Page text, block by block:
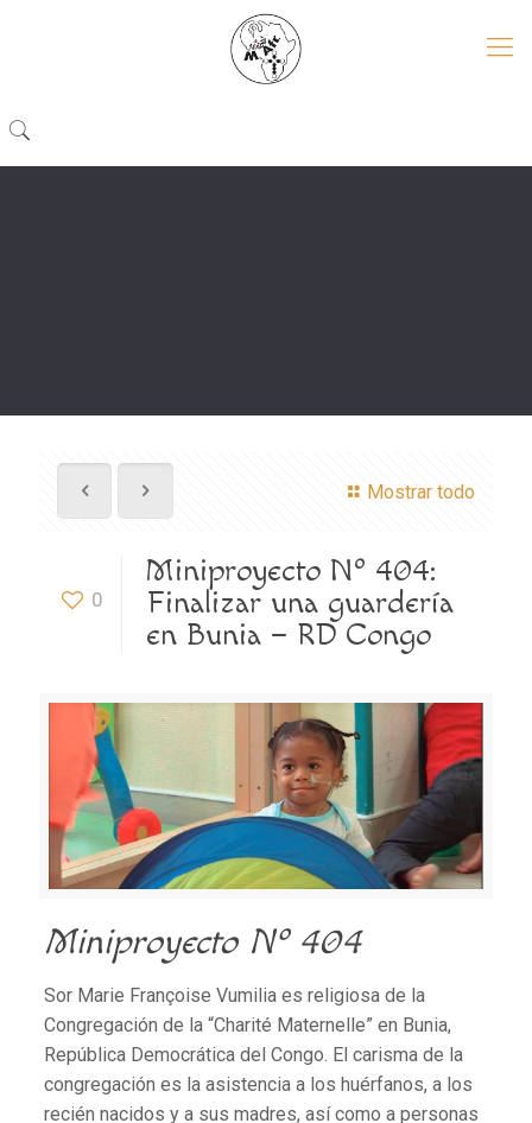
Mostrar todo
0
Miniproyecto Nº 404:
Finalizar una guardería
en Bunia – RD Congo
MiniproyectoNº 404
Sor Marie Françoise Vumilia es religiosa de la
Congregación de la “Charité Maternelle” en Bunia,
República Democrática del Congo. El carisma de la
congregación es la asistencia a los huérfanos, a los
recién nacidos y a sus madres, así como a personas